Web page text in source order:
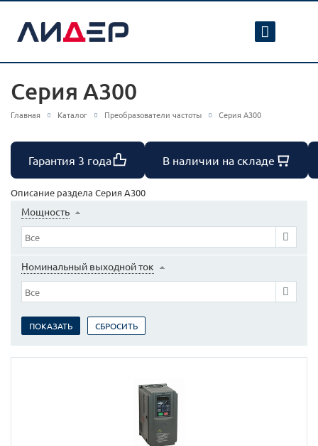
Серия А300
Главная Каталог Преобразователи частоты Серия А300
Гарантия 3 года В наличии на складе
Описание раздела Серия А300
Мощность
Номинальный выходной ток